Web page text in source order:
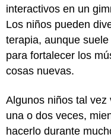
interactivos en un
Los niños pueden
terapia, aunque
para fortalecer los
cosas nuevas.
Algunos niños tal
una o dos veces,
hacerlo durante